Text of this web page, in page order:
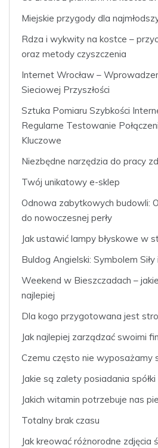
Miejskie przygody dla
Rdza i wykwity na kostce –
oraz metody czyszczenia
Internet Wrocław –
Sieciowej Przyszłości
Sztuka Pomiaru Szybkości
Regularne Testowanie
Kluczowe
Niezbędne narzędzia do pracy
Twój unikatowy e-sklep
Odnowa zabytkowych budowli:
do nowoczesnej perły
Jak ustawić lampy błyskowe w
Buldog Angielski: Symbolem
Weekend w Bieszczadach –
najlepiej
Dla kogo przygotowana jest
Jak najlepiej zarządzać swoimi
Czemu często nie wyposażamy
Jakie są zalety posiadania spółki
Jakich witamin potrzebuje nas
Totalny brak czasu
Jak kreować różnorodne zdjęcia